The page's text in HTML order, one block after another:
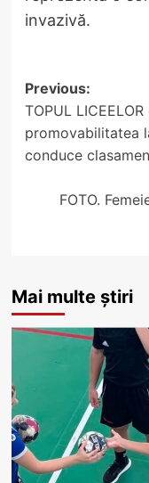
invazivă.
Post
Previous:
TOPUL
promovabilitatea
conduce
FOTO.
Mai multe știri